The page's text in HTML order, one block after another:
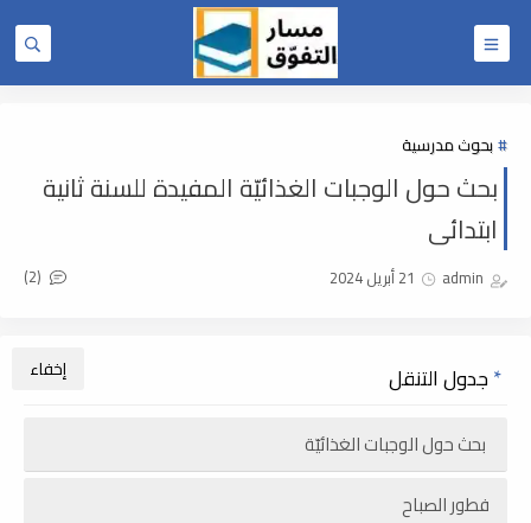
بحوث مدرسية
بحث حول الوجبات الغذائيّة المفيدة للسنة ثانية
ابتدائى
admin 21 أبريل 2024 (2)
جدول التنقل
بحث حول الوجبات الغذائيّة
فطور الصباح